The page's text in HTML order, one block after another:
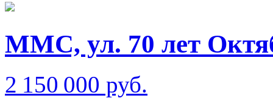
ММС, ул. 70 лет
2 150 000 руб.